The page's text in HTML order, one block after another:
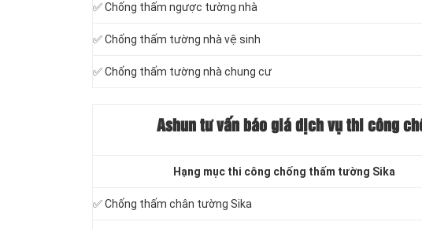
✅ Chống thấm ngược tường nhà
✅ Chống thấm tường nhà vệ sinh
✅ Chống thấm tường nhà chung cư
Ashun tư vấn báo giá dịch vụ thi công
Hạng mục thi công chống thấm tường Sika
✅ Chống thấm chân tường Sika